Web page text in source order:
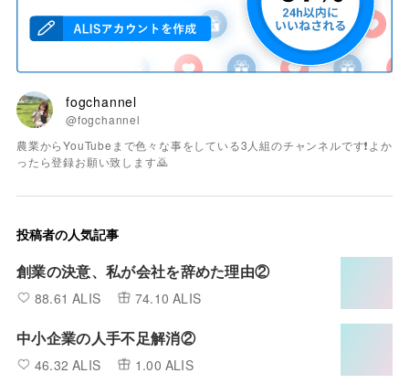
fogchannel
@fogchannel
農業からYouTubeまで色々な事をしている3人組のチャンネルです❗️よか
ったら登録お願い致します🙇
投稿者の人気記事
創業の決意、私が会社を辞めた理由②
88.61 ALIS 74.10 ALIS
中小企業の人手不足解消②
46.32 ALIS 1.00 ALIS